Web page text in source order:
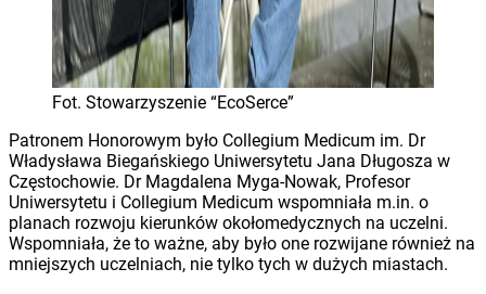
Fot. Stowarzyszenie “EcoSerce”
Patronem Honorowym było Collegium Medicum im. Dr
Władysława Biegańskiego Uniwersytetu Jana Długosza w
Częstochowie. Dr Magdalena Myga-Nowak, Profesor
Uniwersytetu i Collegium Medicum wspomniała m.in. o
planach rozwoju kierunków okołomedycznych na uczelni.
Wspomniała, że to ważne, aby było one rozwijane również na
mniejszych uczelniach, nie tylko tych w dużych miastach.